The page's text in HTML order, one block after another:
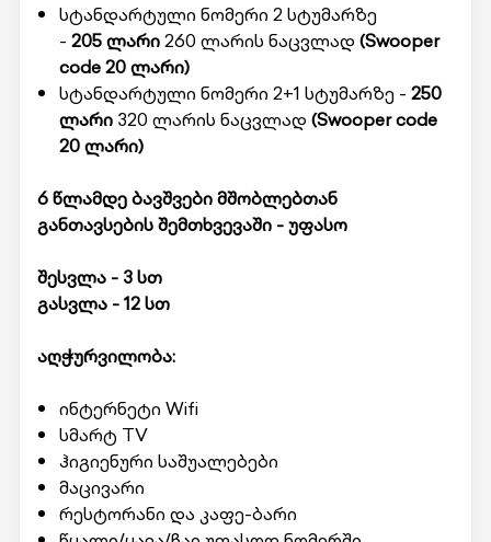
სტანდარტული ნომერი 2 სტუმარზე
- 205 ლარი260 ლარის ნაცვლად (Swooper
code 20 ლარი)
სტანდარტული ნომერი 2+1 სტუმარზე - 250
ლარი320 ლარის ნაცვლად (Swooper code
20 ლარი)
6 წლამდე ბავშვები მშობლებთან
განთავსების შემთხვევაში - უფასო
შესვლა - 3 სთ
გასვლა - 12 სთ
აღჭურვილობა:
ინტერნეტი Wifi
სმარტ TV
ჰიგიენური საშუალებები
მაცივარი
რესტორანი და კაფე-ბარი